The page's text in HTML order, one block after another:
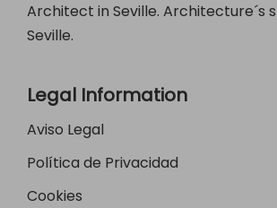
Architect in Seville. Architecture´s
Seville.
Legal Information
Aviso Legal
Política de Privacidad
Cookies